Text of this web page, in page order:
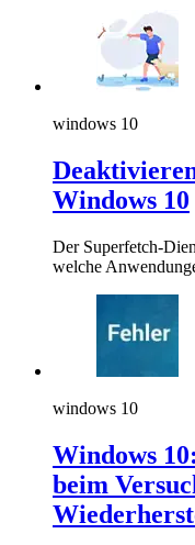
windows 10
Windows 10
Der Superfetch-
welche
windows 10
Windows
beim